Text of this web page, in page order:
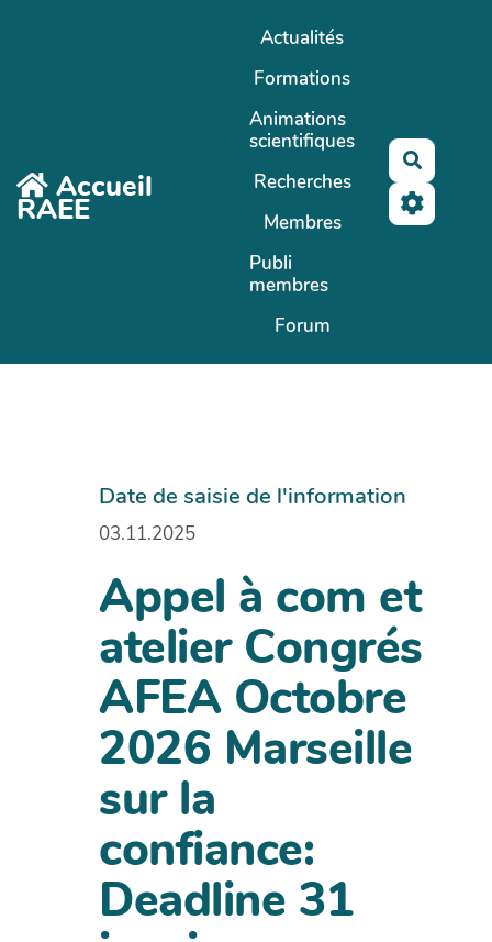
Accueil
RAEE
Actualités
Formations
Animations
scientifiques
Recherches
Membres
Publi
membres
Forum
Date de saisie de l'information
03.11.2025
Appel à com et
atelier Congrés
AFEA Octobre
2026 Marseille
sur la
confiance:
Deadline 31